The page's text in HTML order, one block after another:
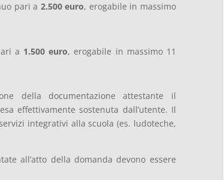
pari a 2.500 euro, erogabile in massimo
a 1.500 euro, erogabile in massimo 11
della documentazione attestante il
effettivamente sostenuta dall’utente. Il
integrativi alla scuola (es. ludoteche,
all’atto della domanda devono essere